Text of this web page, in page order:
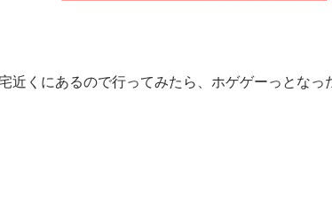
近くにあるので行ってみたら、ホゲゲーっとなっ